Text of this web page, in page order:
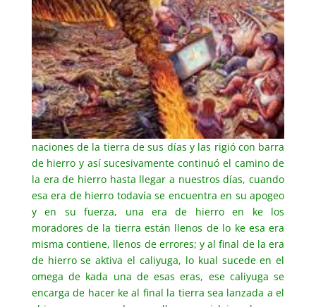
naciones de la tierra de sus días y las rigió con barra
de hierro y así sucesivamente continuó el camino de
la era de hierro hasta llegar a nuestros días, cuando
esa era de hierro todavía se encuentra en su apogeo
y en su fuerza, una era de hierro en ke los
moradores de la tierra están llenos de lo ke esa era
misma contiene, llenos de errores; y al final de la era
de hierro se aktiva el caliyuga, lo kual sucede en el
omega de kada una de esas eras, ese caliyuga se
encarga de hacer ke al final la tierra sea lanzada a el